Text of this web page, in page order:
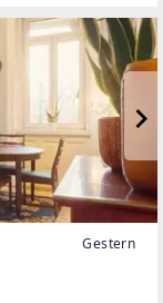
Gestern